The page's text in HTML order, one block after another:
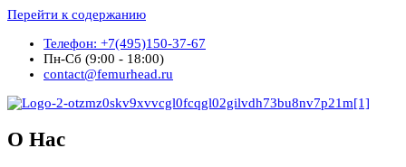
Перейти к содержанию
Телефон: +7(495)150-37-67
Пн-Сб (9:00 - 18:00)
contact@femurhead.ru
О Нас